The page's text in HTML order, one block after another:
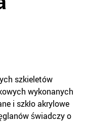
szkieletów
wykonanych
i szkło akrylowe
świadczy o